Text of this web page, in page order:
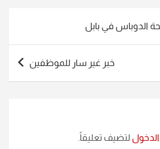
الدوباس في بابل
خبر غير سار للموظفين
لتضيف تعليقاً.